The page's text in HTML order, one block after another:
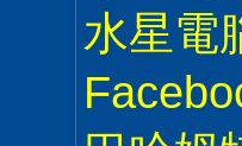
水星電